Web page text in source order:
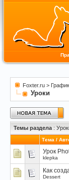
Foxter.ru >
Уроки
Темы раздела :
Тема /
Урок
klepka
Как
Dessert